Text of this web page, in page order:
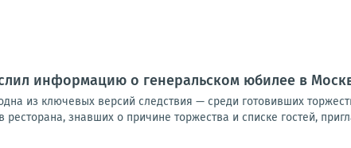
информацию о генеральском юбилее в
из ключевых версий следствия — среди готовивших
ресторана, знавших о причине торжества и списке гостей,